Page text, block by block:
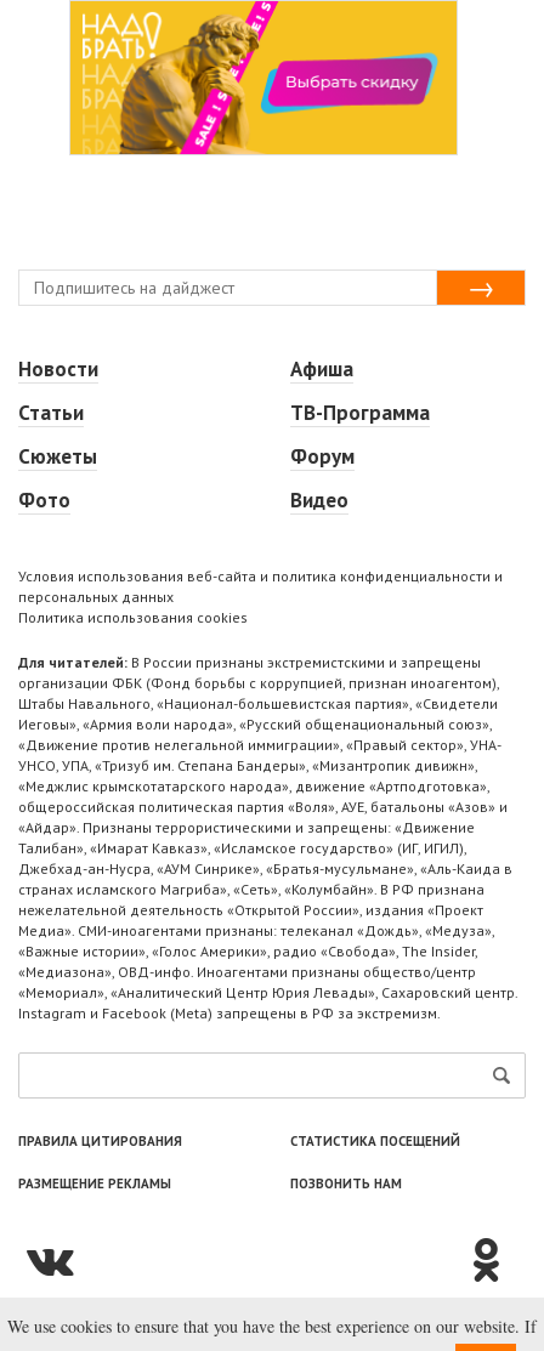
Новости
Статьи
Сюжеты
Фото
Афиша
ТВ-Программа
Форум
Видео
Условия использования веб-сайта и политика конфиденциальности и
персональных данных
Политика использования cookies
Для читателей: В России признаны экстремистскими и запрещены
организации ФБК (Фонд борьбы с коррупцией, признан иноагентом),
Штабы Навального, «Национал-большевистская партия», «Свидетели
Иеговы», «Армия воли народа», «Русский общенациональный союз»,
«Движение против нелегальной иммиграции», «Правый сектор», УНА-
УНСО, УПА, «Тризуб им. Степана Бандеры», «Мизантропик дивижн»,
«Меджлис крымскотатарского народа», движение «Артподготовка»,
общероссийская политическая партия «Воля», АУЕ, батальоны «Азов» и
«Айдар». Признаны террористическими и запрещены: «Движение
Талибан», «Имарат Кавказ», «Исламское государство» (ИГ, ИГИЛ),
Джебхад-ан-Нусра, «АУМ Синрике», «Братья-мусульмане», «Аль-Каида в
странах исламского Магриба», «Сеть», «Колумбайн». В РФ признана
нежелательной деятельность «Открытой России», издания «Проект
Медиа». СМИ-иноагентами признаны: телеканал «Дождь», «Медуза»,
«Важные истории», «Голос Америки», радио «Свобода», The Insider,
«Медиазона», ОВД-инфо. Иноагентами признаны общество/центр
«Мемориал», «Аналитический Центр Юрия Левады», Сахаровский центр.
Instagram и Facebook (Metа) запрещены в РФ за экстремизм.
ПРАВИЛА ЦИТИРОВАНИЯ СТАТИСТИКА ПОСЕЩЕНИЙ
РАЗМЕЩЕНИЕ РЕКЛАМЫ ПОЗВОНИТЬ НАМ
© ООО «Лаборатория Новоcтей», 2003—2026.
We use cookies to ensure that you have the best experience on our website. If